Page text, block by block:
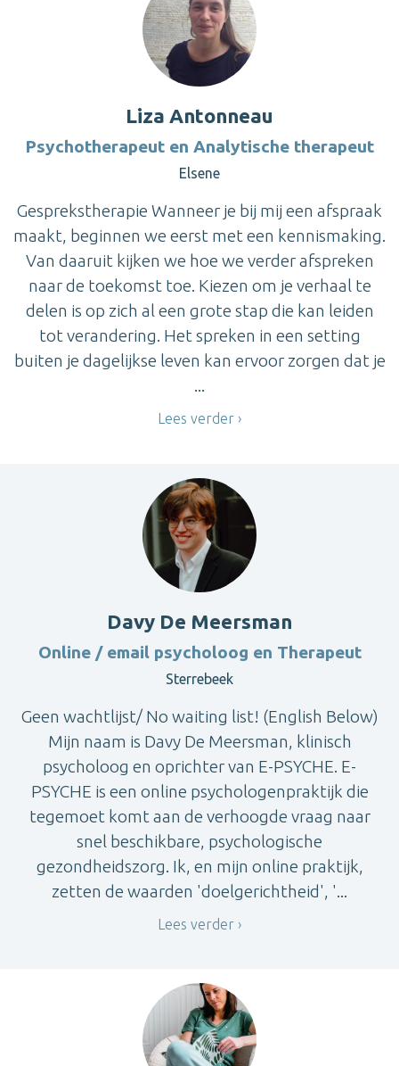
Liza Antonneau
Psychotherapeut en Analytische therapeut
Elsene
Gesprekstherapie Wanneer je bij mij een afspraak
maakt, beginnen we eerst met een kennismaking.
Van daaruit kijken we hoe we verder afspreken
naar de toekomst toe. Kiezen om je verhaal te
delen is op zich al een grote stap die kan leiden
tot verandering. Het spreken in een setting
buiten je dagelijkse leven kan ervoor zorgen dat je
...
Lees verder
Davy De Meersman
Online / email psycholoog en Therapeut
Sterrebeek
Geen wachtlijst/ No waiting list! (English Below)
Mijn naam is Davy De Meersman, klinisch
psycholoog en oprichter van E-PSYCHE. E-
PSYCHE is een online psychologenpraktijk die
tegemoet komt aan de verhoogde vraag naar
snel beschikbare, psychologische
gezondheidszorg. Ik, en mijn online praktijk,
zetten de waarden 'doelgerichtheid', '...
Lees verder